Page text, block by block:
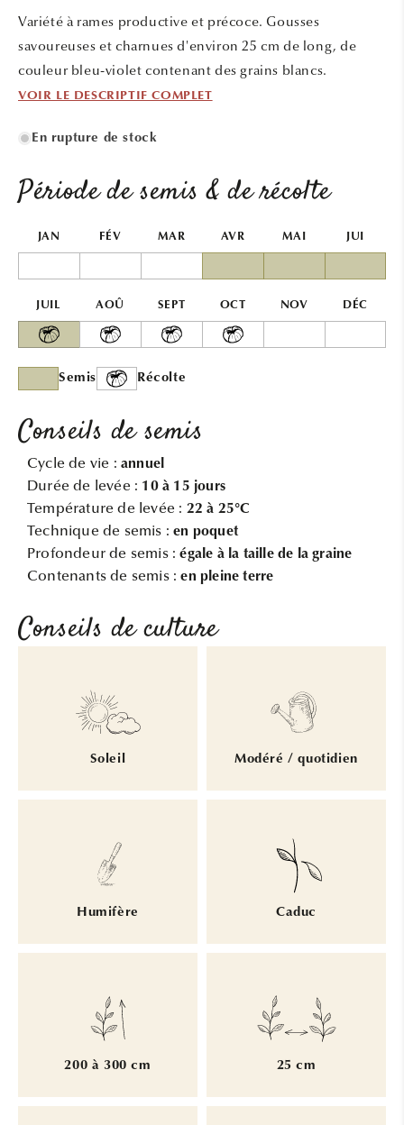
une
fenêtre
Variété à rames productive et précoce. Gousses
savoureuses et charnues d'environ 25 cm de long, de
couleur bleu-violet contenant des grains blancs.
VOIR LE DESCRIPTIF COMPLET
En rupture de stock
Période de semis & de récolte
JAN FÉV MAR AVR MAI JUI
JUIL AOÛ SEPT OCT NOV DÉC
Semis Récolte
Conseils de semis
Cycle de vie : annuel
Durée de levée : 10 à 15 jours
Température de levée : 22 à 25°C
Technique de semis :en poquet
Profondeur de semis :égale à la taille de la graine
Contenants de semis :en pleine terre
Conseils de culture
Soleil Modéré / quotidien
Humifère Caduc
200 à 300 cm 25 cm